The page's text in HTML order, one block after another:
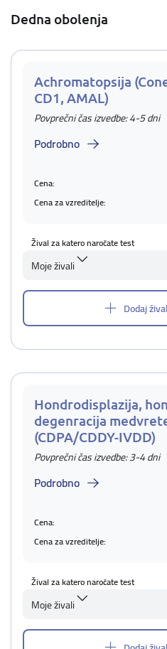
Dedna obolenja
Achromatopsija
CD1, AMAL)
Povprečni čas izvedbe: 4-5 dni
Podrobno
Cena:
Cena za vzreditelje:
Žival za katero naročate test
Moje živali
Dodaj žival
Hondrodisplazija,
degenracija
(CDPA/CDDY-IVDD)
Povprečni čas izvedbe: 3-4 dni
Podrobno
Cena:
Cena za vzreditelje:
Žival za katero naročate test
Moje živali